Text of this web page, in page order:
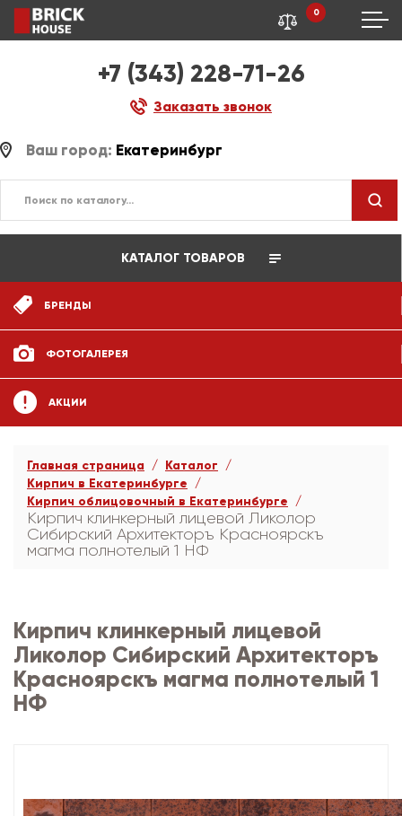
+7 (343) 228-71-26
Заказать звонок
0
Ваш город: Екатеринбург
КАТАЛОГ ТОВАРОВ
БРЕНДЫ
ФОТОГАЛЕРЕЯ
АКЦИИ
Главная страница
Каталог
Кирпич в Екатеринбурге
Кирпич облицовочный в Екатеринбурге
Кирпич клинкерный лицевой Ликолор
Сибирский Архитекторъ Красноярскъ
магма полнотелый 1 НФ
Кирпич клинкерный лицевой
Ликолор Сибирский Архитекторъ
Красноярскъ магма полнотелый 1
НФ